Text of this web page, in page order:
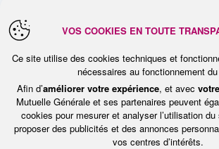
Le labelHappy Trainees®
l’attention et la
Mutuelle Générale porte à
VOS COOKIES EN TOUTE
Ce site utilise des cookies techniques et
nécessaires au fonctionnement
Afin d’améliorer votre expérience, et avec
Mutuelle Générale et ses partenaires peuvent
cookies pour mesurer et analyser l’utilisation
proposer des publicités et des annonces
vos centres d’intérêts.